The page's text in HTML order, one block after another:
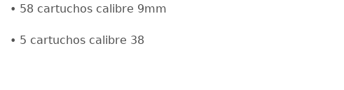
• ⁠58 cartuchos calibre 9mm
• 5 cartuchos calibre 38